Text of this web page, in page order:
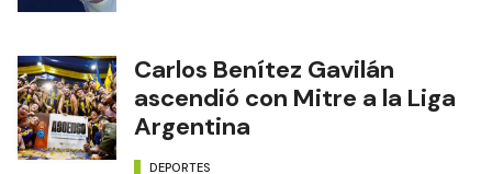
Carlos Benítez Gavilán
ascendió con Mitre a la Liga
Argentina
DEPORTES